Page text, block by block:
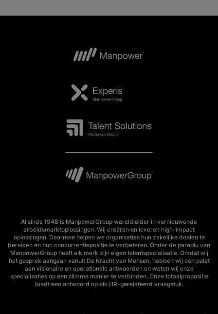
Al sinds 1948 is ManpowerGroup wereldleider in vernieuwende
arbeidsmarktoplossingen. Wij creëren en leveren high-impact
oplossingen. Daarmee helpen we organisaties hun zakelijke doelen te
bereiken en hun concurrentiepositie te verbeteren. Onder de paraplu van
ManpowerGroup heeft elk merk zijn eigen talentspecialisatie. Omdat wij
het gesprek aangaan vanuit De Kracht van Mensen, hebben wij een palet
aan visionaire en operationele antwoorden en weten wij onze
specialisaties op een slimme manier te verbinden. Onze totaalpropositie
biedt een antwoord op elk HR-gerelateerd vraagstuk.